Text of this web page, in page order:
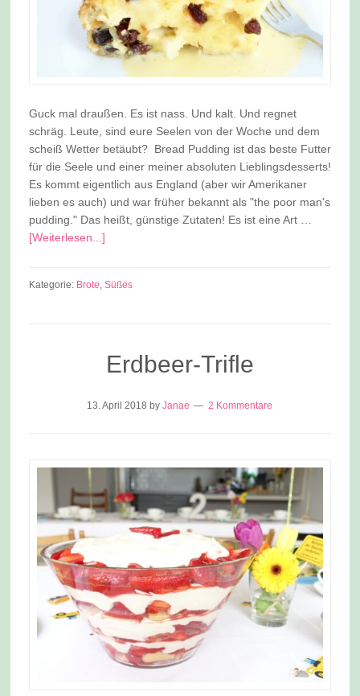
Guck mal draußen. Es ist nass. Und kalt. Und regnet
schräg. Leute, sind eure Seelen von der Woche und dem
scheiß Wetter betäubt? Bread Pudding ist das beste Futter
für die Seele und einer meiner absoluten Lieblingsdesserts!
Es kommt eigentlich aus England (aber wir Amerikaner
lieben es auch) und war früher bekannt als "the poor man's
pudding." Das heißt, günstige Zutaten! Es ist eine Art …
[Weiterlesen...]
Kategorie: Brote, Süßes
Erdbeer-Trifle
13. April 2018 byJanae 2 Kommentare